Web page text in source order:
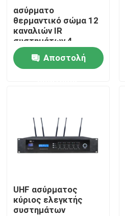
Περίπου εμείς
Γύρος εργοστασίων
Ειδήσεις
Ενισχυτής συστημάτων PA
ασύρματο
θερμαντικό σώμα 12
καναλιών IR
συστημάτων 4
ομιλητών PA
Αποστολή
UHF ασύρματος
κύριος ελεγκτής
συστημάτων